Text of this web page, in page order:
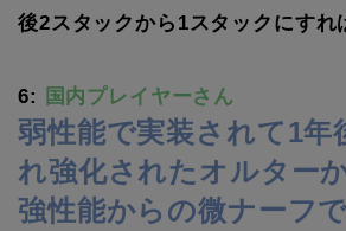
後2スタックから1スタックにすれ
6: 国内プレイヤーさん
弱性能で実装されて1年
れ強化されたオルター
強性能からの微ナーフ